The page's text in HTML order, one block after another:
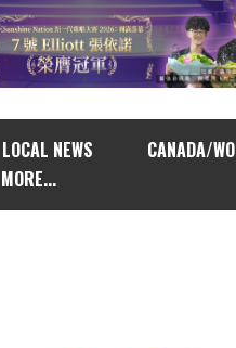
LOCAL NEWS
CANADA/
MORE...